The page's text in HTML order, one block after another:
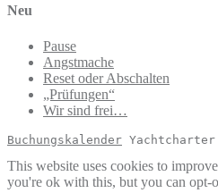
Neu
Pause
Angstmache
Reset oder Abschalten
„Prüfungen“
Wir sind frei…
Buchungskalender Yachtcharter
This website uses cookies to
you're ok with this, but you can opt-